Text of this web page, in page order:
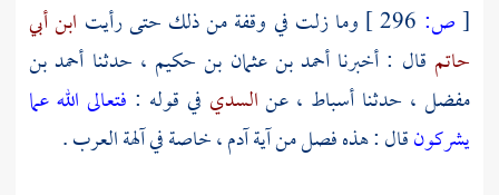
[ص: وما زلت في وقفة من ذلك حتى رأيت ابن أبي
حاتم قال : أخبرناأحمد بن عثمان بن حكيم ، حدثنا أحمد بن
مفضل ، حدثنا أسباط ، عنالسدي في قوله : فتعالى الله عما
يشركونقال : هذه فصل من آيةآدم، خاصة في آلهة العرب .